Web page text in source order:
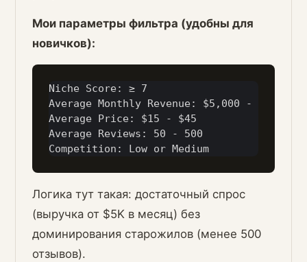
Мои параметры фильтра (удобны для
новичков):
Niche Score: ≥ 7
Average Monthly Revenue: $5,000 - $50,000
Average Price: $15 - $45
Average Reviews: 50 - 500
Логика тут такая: достаточный спрос
(выручка от $5K в месяц) без
доминирования старожилов (менее 500
отзывов).